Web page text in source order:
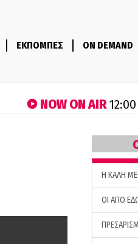
ΕΚΠΟΜΠΕΣ ON DEMAND
NOW ON AIR
H ΚΑΛΗ
ΟΙ ΑΠΟ